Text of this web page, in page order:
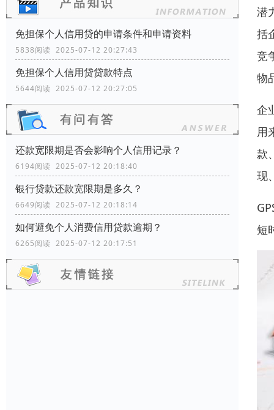
免担保个人信用贷的申请条件和申请资料
5838阅读 2025-07-12 20:27:43
免担保个人信用贷贷款特点
5644阅读 2025-07-12 20:27:05
还款宽限期是否会影响个人信用记录？
6194阅读 2025-07-12 20:18:40
银行贷款还款宽限期是多久？
6649阅读 2025-07-12 20:18:14
如何避免个人消费信用贷款逾期？
6265阅读 2025-07-12 20:17:51
潜
括
竞
物
企
用
款
现
短